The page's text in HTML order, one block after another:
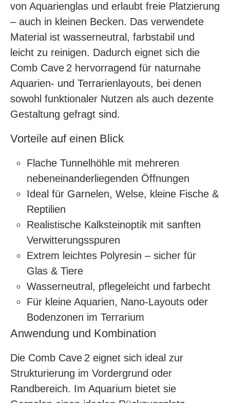
von Aquarienglas und erlaubt freie Platzierung
– auch in kleinen Becken. Das verwendete
Material ist wasserneutral, farbstabil und
leicht zu reinigen. Dadurch eignet sich die
Comb Cave 2 hervorragend für naturnahe
Aquarien- und Terrarienlayouts, bei denen
sowohl funktionaler Nutzen als auch dezente
Gestaltung gefragt sind.
Vorteile auf einen Blick
Flache Tunnelhöhle mit mehreren
nebeneinanderliegenden Öffnungen
Ideal für Garnelen, Welse, kleine Fische &
Reptilien
Realistische Kalksteinoptik mit sanften
Verwitterungsspuren
Extrem leichtes Polyresin – sicher für
Glas & Tiere
Wasserneutral, pflegeleicht und farbecht
Für kleine Aquarien, Nano-Layouts oder
Bodenzonen im Terrarium
Anwendung und Kombination
Die Comb Cave 2 eignet sich ideal zur
Strukturierung im Vordergrund oder
Randbereich. Im Aquarium bietet sie